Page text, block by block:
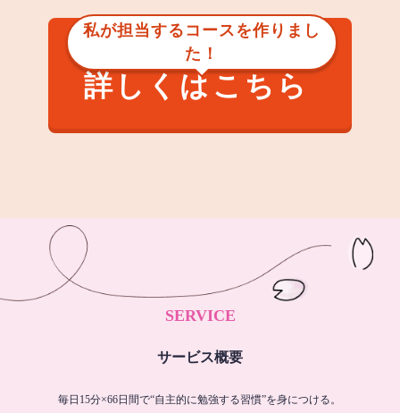
私が担当するコースを作りまし
た！
詳しくはこちら
SERVICE
サービス概要
毎日15分×66日間で“自主的に勉強する習慣”を身につける。